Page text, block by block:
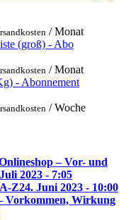
/ Monat
(groß) - Abo
/ Monat
- Abonnement
/ Woche
– Vor- und
2023 - 7:05
Z24. Juni 2023 - 10:00
Vorkommen, Wirkung